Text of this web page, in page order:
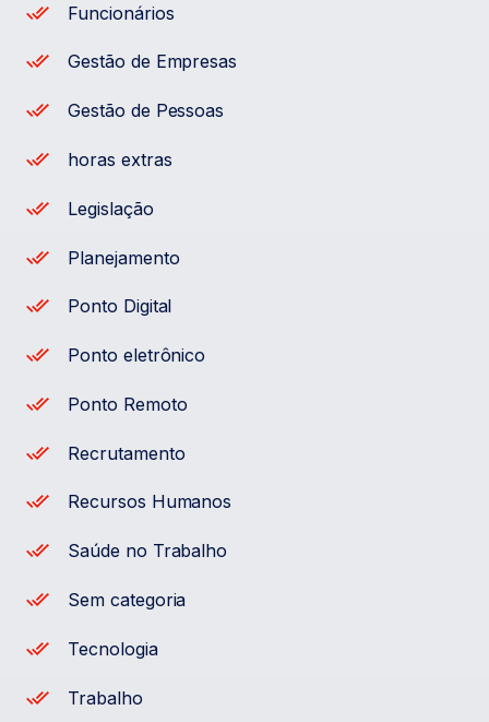
Funcionários
Gestão de Empresas
Gestão de Pessoas
horas extras
Legislação
Planejamento
Ponto Digital
Ponto eletrônico
Ponto Remoto
Recrutamento
Recursos Humanos
Saúde no Trabalho
Sem categoria
Tecnologia
Trabalho